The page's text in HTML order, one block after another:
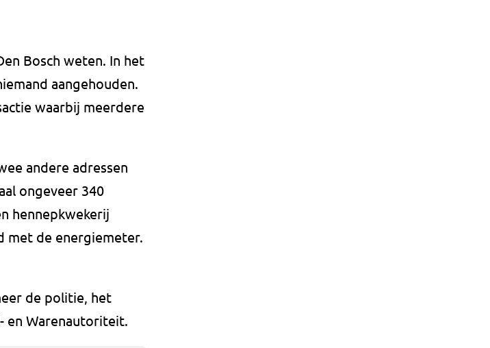
Bosch weten. In het
aangehouden.
waarbij meerdere
andere adressen
ongeveer 340
hennepkwekerij
met de energiemeter.
de politie, het
en Warenautoriteit.